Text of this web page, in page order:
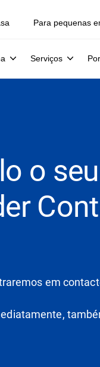
Para pequenas
Serviços
o
em